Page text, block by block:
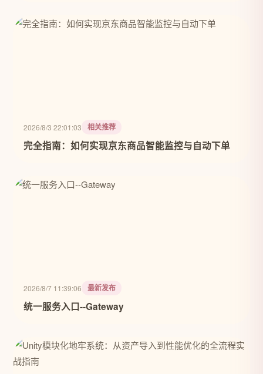
2026/8/3 22:01:03 相关推荐
完全指南：如何实现京东商品智能监控与自动下单
2026/8/7 11:39:06 最新发布
统一服务入口--Gateway